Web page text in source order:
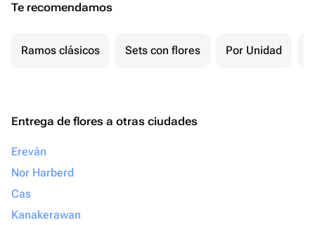
Te recomendamos
Ramos clásicos Sets con flores Por Unidad
Entrega de flores a otras ciudades
Ereván
Nor Harberd
Cas
Kanakerawan